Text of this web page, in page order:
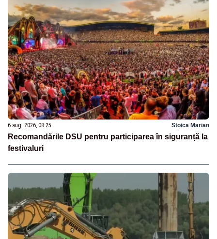
6 aug. 2026, 08:25 Stoica Marian
Recomandările DSU pentru participarea în siguranță la
festivaluri